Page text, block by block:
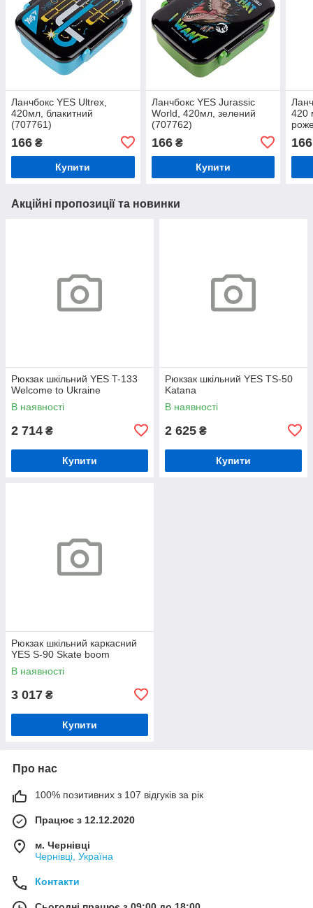
Ланчбокс YES Ultrex,
420мл, блакитний
(707761)
166 ₴
Купити
Ланчбокс YES Jurassic
World, 420мл, зелений
(707762)
166₴
Купити
420
166
Акційні пропозиції та новинки
Рюкзак шкільний YES T-133
Welcome to Ukraine
В наявності
2 714 ₴
Купити
Рюкзак шкільний YES TS-50
Katana
В наявності
2 625 ₴
Купити
Рюкзак шкільний каркасний
YES S-90 Skate boom
В наявності
3 017 ₴
Купити
Про нас
100% позитивних з 107 відгуків за рік
Працює з 12.12.2020
м. Чернівці
Чернівці, Україна
Контакти